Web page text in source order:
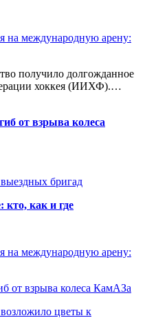
на международную арену:
получило долгожданное
хоккея (ИИХФ).…
от взрыва колеса
бригад
как и где
на международную арену:
от взрыва колеса КамАЗа
цветы к